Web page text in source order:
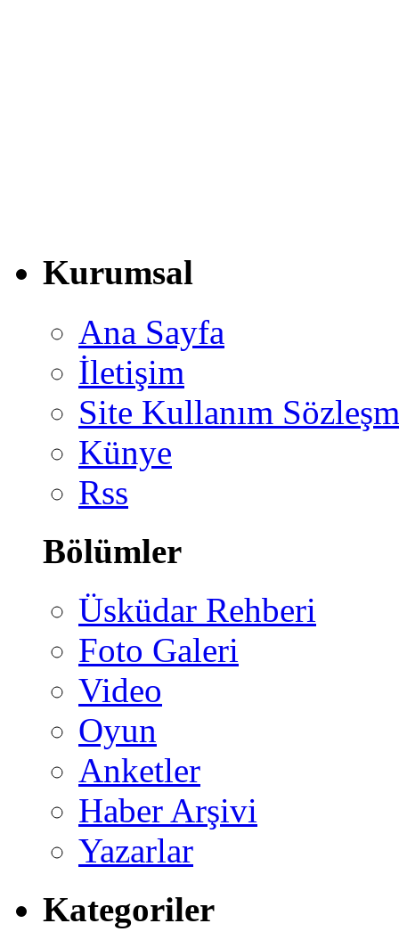
Kurumsal
Ana Sayfa
İletişim
Site Kullanım
Künye
Rss
Bölümler
Üsküdar Rehberi
Foto Galeri
Video
Oyun
Anketler
Haber Arşivi
Yazarlar
Kategoriler